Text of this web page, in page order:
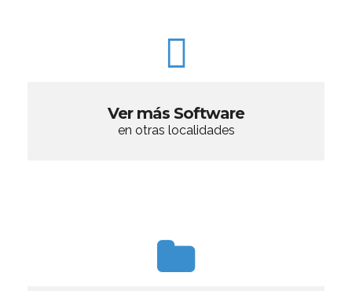
Ver más Software
en otras localidades